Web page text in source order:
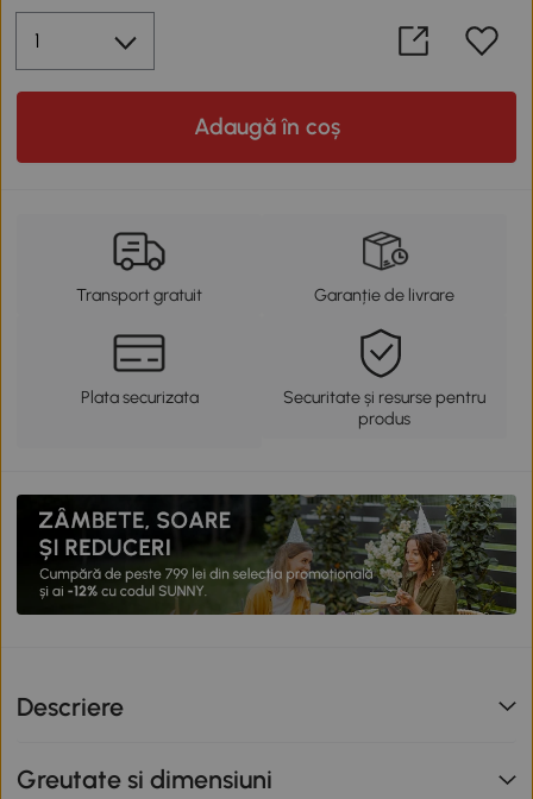
Adaugă în coș
Transport gratuit Garanție de livrare
Plata securizata
Securitate și resurse pentru
produs
Descriere
Greutate si dimensiuni